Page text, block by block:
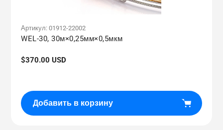
Артикул: 01912-22002
WEL-30, 30м×0,25мм×0,5мкм
Обычная
$370.00 USD
Добавить в корзину